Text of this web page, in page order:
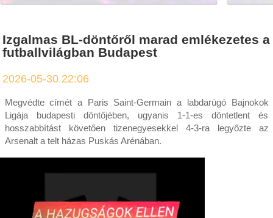
Izgalmas BL-döntőről marad emlékezetes a
futballvilágban Budapest
2026-05-30 22:06
Megvédte címét a Paris Saint-Germain a labdarúgó Bajnokok
Ligája budapesti döntőjében, ugyanis 1-1-es döntetlent és
hosszabbítást követően tizenegyesekkel 4-3-ra legyőzte az
Arsenalt a telt házas Puskás Arénában.